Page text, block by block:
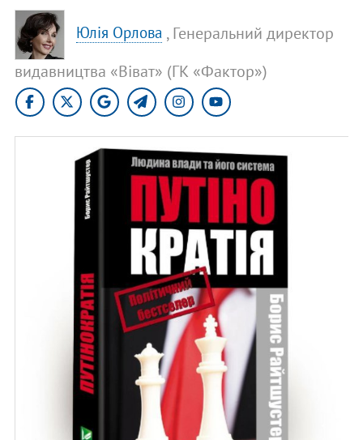
Юлія Орлова , Генеральний директор
видавництва «Віват» (ГК «Фактор»)